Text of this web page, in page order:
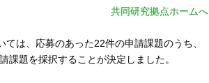
リエゾンラボLILAについて
リエゾンラボ利用申込み
共同研究拠点ホームへ
は、応募のあった22件の申請課題のうち、
課題を採択することが決定しました。